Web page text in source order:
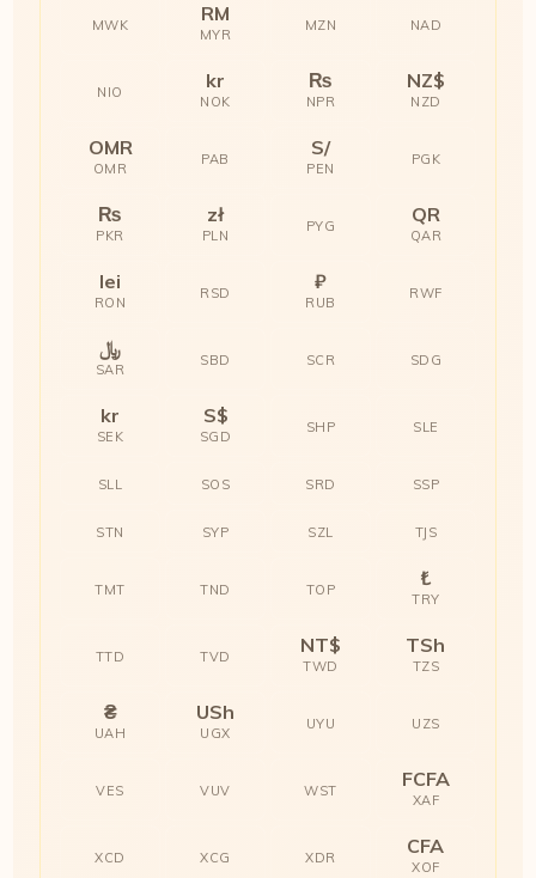
MWK RM
MYR
MZN NAD
NIO kr
NOK
₨
NPR
NZ$
NZD
OMR
OMR
PAB S/
PEN
PGK
₨
PKR
zł
PLN
PYG QR
QAR
lei
RON
RSD ₽
RUB
RWF
﷼
SAR
SBD SCR SDG
kr
SEK
S$
SGD
SHP SLE
SLL SOS SRD SSP
STN SYP SZL TJS
TMT TND TOP ₺
TRY
TTD TVD NT$
TWD
TSh
TZS
₴
UAH
USh
UGX
UYU UZS
VES VUV WST FCFA
XAF
XCD XCG XDR CFA
XOF